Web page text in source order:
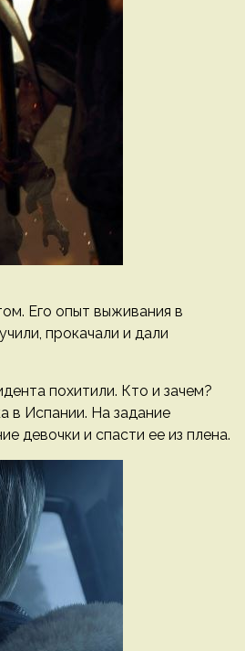
Его опыт выживания в
прокачали и дали
похитили. Кто и зачем?
в Испании. На задание
девочки и спасти ее из плена.